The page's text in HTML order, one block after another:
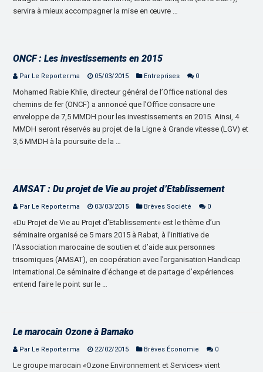
servira à mieux accompagner la mise en œuvre …
ONCF : Les investissements en 2015
Par Le Reporter.ma 05/03/2015 Entreprises 0
Mohamed Rabie Khlie, directeur général de l’Office national des
chemins de fer (ONCF) a annoncé que l’Office consacre une
enveloppe de 7,5 MMDH pour les investissements en 2015. Ainsi, 4
MMDH seront réservés au projet de la Ligne à Grande vitesse (LGV) et
3,5 MMDH à la poursuite de la …
AMSAT : Du projet de Vie au projet d’Etablissement
Par Le Reporter.ma 03/03/2015 Brèves Société 0
«Du Projet de Vie au Projet d’Etablissement» est le thème d’un
séminaire organisé ce 5 mars 2015 à Rabat, à l’initiative de
l’Association marocaine de soutien et d’aide aux personnes
trisomiques (AMSAT), en coopération avec l’organisation Handicap
International.Ce séminaire d’échange et de partage d’expériences
entend faire le point sur le …
Le marocain Ozone à Bamako
Par Le Reporter.ma 22/02/2015 Brèves Économie 0
Le groupe marocain «Ozone Environnement et Services» vient